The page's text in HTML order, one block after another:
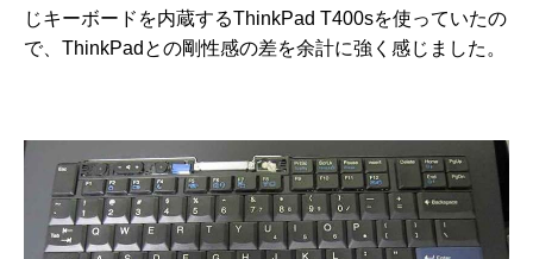
じキーボードを内蔵するThinkPad T400sを使っていたの
で、ThinkPadとの剛性感の差を余計に強く感じました。